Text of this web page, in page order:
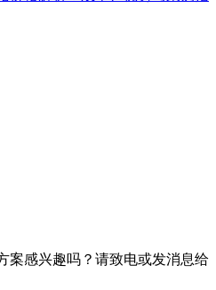
案感兴趣吗？请致电或发消息给